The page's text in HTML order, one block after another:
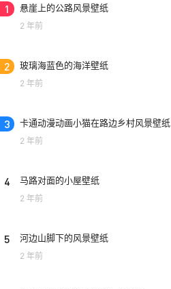
1 悬崖上的公路风景壁纸
2 年前
2 玻璃海蓝色的海洋壁纸
2 年前
3 卡通动漫动画小猫在路边乡村风景壁纸
2 年前
4 马路对面的小屋壁纸
2 年前
5 河边山脚下的风景壁纸
2 年前